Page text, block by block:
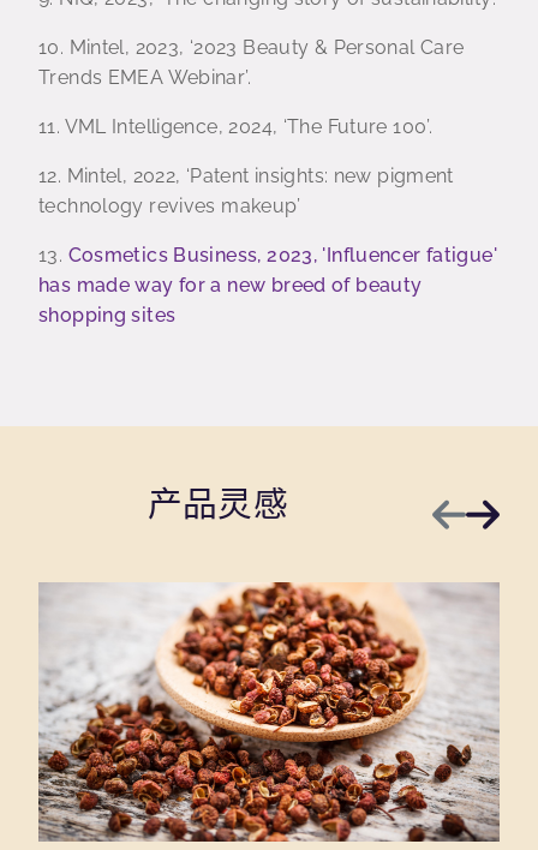
10. Mintel, 2023, ‘2023 Beauty & Personal Care
Trends EMEA Webinar’.
11. VML Intelligence, 2024, ‘The Future 100’.
12. Mintel, 2022, ‘Patent insights: new pigment
technology revives makeup’
13. Cosmetics Business, 2023, 'Influencer fatigue'
has made way for a new breed of beauty
shopping sites
产品灵感
上一页下一